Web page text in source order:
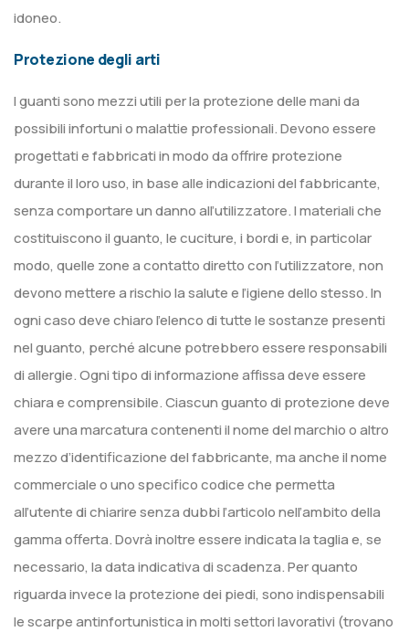
idoneo.
Protezione degli arti
I guanti sono mezzi utili per la protezione delle mani da
possibili infortuni o malattie professionali. Devono essere
progettati e fabbricati in modo da offrire protezione
durante il loro uso, in base alle indicazioni del fabbricante,
senza comportare un danno all’utilizzatore. I materiali che
costituiscono il guanto, le cuciture, i bordi e, in particolar
modo, quelle zone a contatto diretto con l’utilizzatore, non
devono mettere a rischio la salute e l’igiene dello stesso. In
ogni caso deve chiaro l’elenco di tutte le sostanze presenti
nel guanto, perché alcune potrebbero essere responsabili
di allergie. Ogni tipo di informazione affissa deve essere
chiara e comprensibile. Ciascun guanto di protezione deve
avere una marcatura contenenti il nome del marchio o altro
mezzo d’identificazione del fabbricante, ma anche il nome
commerciale o uno specifico codice che permetta
all’utente di chiarire senza dubbi l’articolo nell’ambito della
gamma offerta. Dovrà inoltre essere indicata la taglia e, se
necessario, la data indicativa di scadenza. Per quanto
riguarda invece la protezione dei piedi, sono indispensabili
le scarpe antinfortunistica in molti settori lavorativi (trovano